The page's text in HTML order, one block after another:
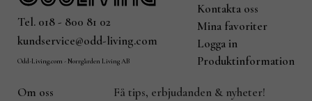
Tel. 018 - 800 81 02
kundservice@odd-living.com
Odd-Living.com - Norrgården Living AB
Kontakta oss
Mina favoriter
Logga in
Produktinformation
Om oss
Få tips, erbjudanden & nyheter!